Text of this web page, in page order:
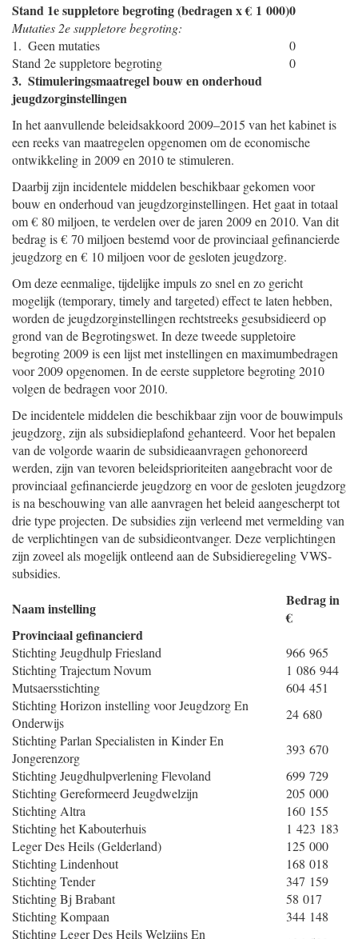
Stand 1e suppletore begroting (bedragen x € 1 000)0
Mutaties 2e suppletore begroting:
1. Geen mutaties
0
Stand 2e suppletore begroting
0
3. Stimuleringsmaatregel bouw en onderhoud
jeugdzorginstellingen
In het aanvullende beleidsakkoord 2009–2015 van het kabinet is
een reeks van maatregelen opgenomen om de economische
ontwikkeling in 2009 en 2010 te stimuleren.
Daarbij zijn incidentele middelen beschikbaar gekomen voor
bouw en onderhoud van jeugdzorginstellingen. Het gaat in totaal
om € 80 miljoen, te verdelen over de jaren 2009 en 2010. Van dit
bedrag is € 70 miljoen bestemd voor de provinciaal gefinancierde
jeugdzorg en € 10 miljoen voor de gesloten jeugdzorg.
Om deze eenmalige, tijdelijke impuls zo snel en zo gericht
mogelijk (temporary, timely and targeted) effect te laten hebben,
worden de jeugdzorginstellingen rechtstreeks gesubsidieerd op
grond van de Begrotingswet. In deze tweede suppletoire
begroting 2009 is een lijst met instellingen en maximumbedragen
voor 2009 opgenomen. In de eerste suppletore begroting 2010
volgen de bedragen voor 2010.
De incidentele middelen die beschikbaar zijn voor de bouwimpuls
jeugdzorg, zijn als subsidieplafond gehanteerd. Voor het bepalen
van de volgorde waarin de subsidieaanvragen gehonoreerd
werden, zijn van tevoren beleidsprioriteiten aangebracht voor de
provinciaal gefinancierde jeugdzorg en voor de gesloten jeugdzorg
is na beschouwing van alle aanvragen het beleid aangescherpt tot
drie type projecten. De subsidies zijn verleend met vermelding van
de verplichtingen van de subsidieontvanger. Deze verplichtingen
zijn zoveel als mogelijk ontleend aan de Subsidieregeling VWS-
subsidies.
Naam instelling
Bedrag in
€
Provinciaal gefinancierd
Stichting Jeugdhulp Friesland
966 965
Stichting Trajectum Novum
1 086 944
Mutsaersstichting
604 451
Stichting Horizon instelling voor Jeugdzorg En
Onderwijs
24 680
Stichting Parlan Specialisten in Kinder En
Jongerenzorg
393 670
Stichting Jeugdhulpverlening Flevoland
699 729
Stichting Gereformeerd Jeugdwelzijn
205 000
Stichting Altra
160 155
Stichting het Kabouterhuis
1 423 183
Leger Des Heils (Gelderland)
125 000
Stichting Lindenhout
168 018
Stichting Tender
347 159
Stichting Bj Brabant
58 017
Stichting Kompaan
344 148
Stichting Leger Des Heils Welzijns En